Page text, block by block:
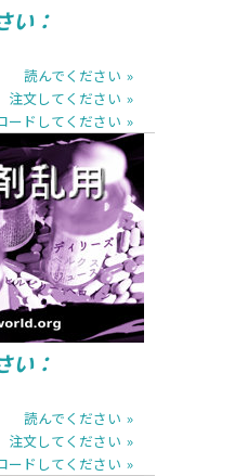
い：
さい
ださい
てください
読んでください
注文してください
ードしてください
い：
読んでください
注文してください
ードしてください